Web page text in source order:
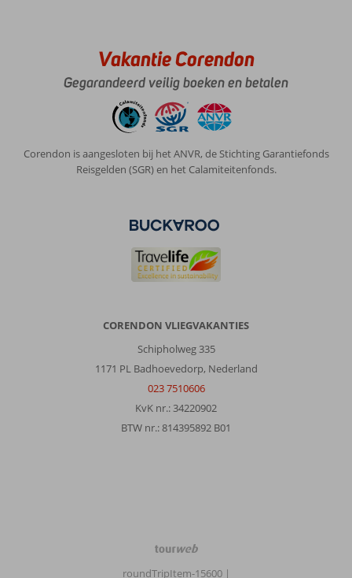
Vakantie Corendon
Gegarandeerd veilig boeken en betalen
Corendon is aangesloten bij het ANVR, de Stichting Garantiefonds
Reisgelden (SGR) en het Calamiteitenfonds.
CORENDON VLIEGVAKANTIES
Schipholweg 335
1171 PL Badhoevedorp, Nederland
023 7510606
KvK nr.: 34220902
BTW nr.: 814395892 B01
TourWeb
roundTripItem-15600 |